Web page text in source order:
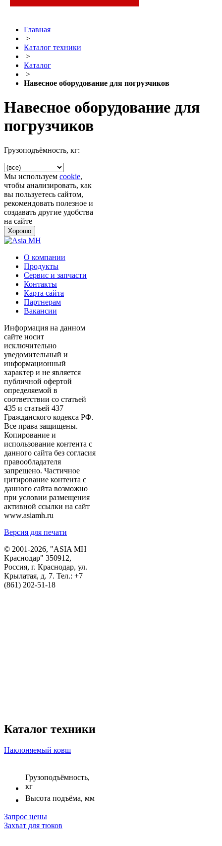
Главная
>
Каталог техники
>
Каталог
>
Навесное оборудование для погрузчиков
Навесное оборудование для
погрузчиков
Грузоподъёмность, кг:
Каталог техники
Наклоняемый ковш
Грузоподъёмность,
кг
Высота подъёма, мм
Запрос цены
Захват для тюков
Мы используем cookie,
чтобы анализировать, как
вы пользуетесь сайтом,
рекомендовать полезное и
создавать другие удобства
на сайте
Хорошо
О компании
Продукты
Сервис и запчасти
Контакты
Карта сайта
Партнерам
Вакансии
Информация на данном
сайте носит
исключительно
уведомительный и
информационный
характер и не является
публичной офертой
определяемой в
соответствии со статьей
435 и статьей 437
Гражданского кодекса РФ.
Все права защищены.
Копирование и
использование контента с
данного сайта без согласия
правообладателя
запрещено. Частичное
цитирование контента с
данного сайта возможно
при условии размещения
активной ссылки на сайт
www.asiamh.ru
Версия для печати
© 2001-2026, "ASIA MH
Краснодар" 350912,
Россия, г. Краснодар, ул.
Крылатая, д. 7. Тел.: +7
(861) 202-51-18